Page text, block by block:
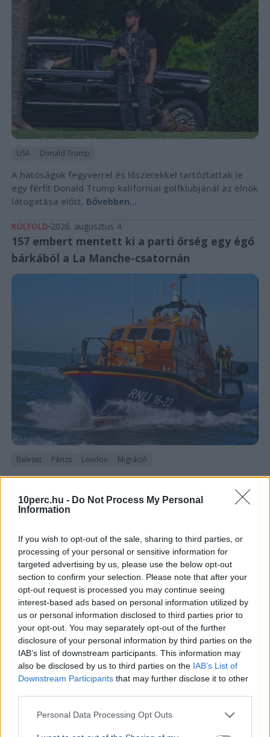
10perc.hu - Do Not Process My Personal
Information
If you wish to opt-out of the sale, sharing to third parties, or
processing of your personal or sensitive information for
targeted advertising by us, please use the below opt-out
section to confirm your selection. Please note that after your
opt-out request is processed you may continue seeing
interest-based ads based on personal information utilized by
us or personal information disclosed to third parties prior to
your opt-out. You may separately opt-out of the further
disclosure of your personal information by third parties on the
IAB’s list of downstream participants. This information may
also be disclosed by us to third parties on the IAB’s List of
Downstream Participants that may further disclose it to other
Personal Data Processing Opt Outs
USA Donald Trump
A hatóságok fegyverrel és lőszerekkel tartóztattak le
egy férfit Donald Trump kaliforniai golfklubjánál az elnök
látogatása előtt. Bővebben...
KÜLFÖLD 2026. augusztus 4.
157 embert mentett ki a parti őrség egy égő
bárkából a La Manche-csatornán
Baleset Párizs London Migráció
Kigyulladt egy illegális bevándorlókat szállító bárka a La
Manche-csatornán, a francia és brit parti őrség 157
embert mentett ki a vízből.
Bővebben...
Politika
KULTÚRA BELFÖLD